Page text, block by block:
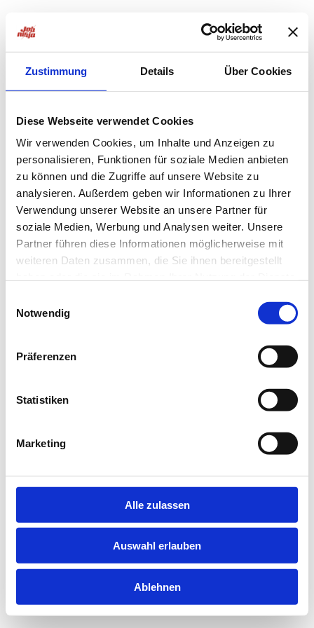
Zustimmung Details Über Cookies
Diese Webseite verwendet Cookies
Wir verwenden Cookies, um Inhalte und Anzeigen zu
personalisieren, Funktionen für soziale Medien anbieten
zu können und die Zugriffe auf unsere Website zu
analysieren. Außerdem geben wir Informationen zu Ihrer
Verwendung unserer Website an unsere Partner für
soziale Medien, Werbung und Analysen weiter. Unsere
Partner führen diese Informationen möglicherweise mit
weiteren Daten zusammen, die Sie ihnen bereitgestellt
Notwendig
Präferenzen
Statistiken
Marketing
Alle zulassen
Auswahl erlauben
Ablehnen
loadingjobninja.com
for more